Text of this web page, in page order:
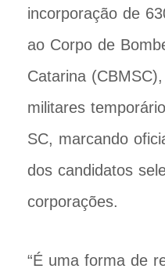
incorporação de
ao Corpo de
Catarina
militares
SC, marcando
dos candidatos
corporações.
“É uma forma de